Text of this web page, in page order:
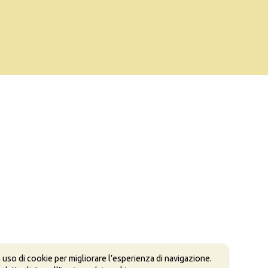
uso di cookie per migliorare l’esperienza di navigazione.